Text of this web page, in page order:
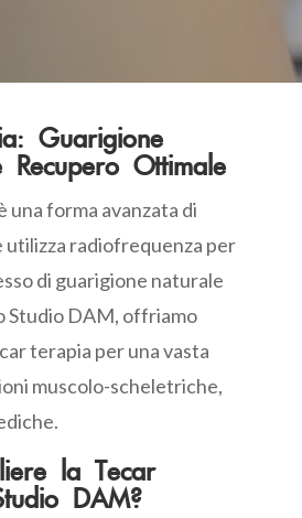
Guarigione
Ottimale
una forma avanzata di
utilizza radiofrequenza per
di guarigione naturale
Studio DAM, offriamo
terapia per una vasta
muscolo-scheletriche,
la Tecar
DAM?